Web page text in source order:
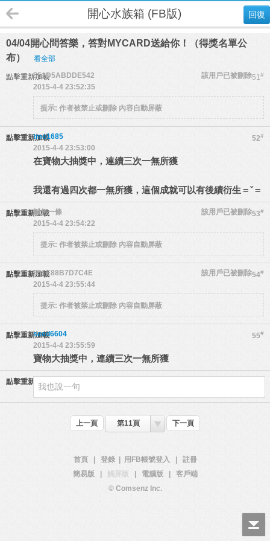
回復
開心水族箱 (FB版)
04/04開心問答樂，答對MYCARD送給你！（得獎名單公
布）
看全部
點擊重新加載 51#
551D5ABDDE542
該用戶已被刪除
2015-4-4 23:52:35
提示: 作者被禁止或刪除 內容自動屏蔽
點擊重新加載 52#
tmo1685
2015-4-4 23:53:00
在寶物大抽獎中，連續三次一無所獲
我還有過四次都一無所獲，這個成就可以有後續衍生＝ˇ＝
點擊重新加載 53#
鹹魚一條
該用戶已被刪除
2015-4-4 23:54:22
提示: 作者被禁止或刪除 內容自動屏蔽
點擊重新加載 54#
551E88B7D7C4E
該用戶已被刪除
2015-4-4 23:55:44
提示: 作者被禁止或刪除 內容自動屏蔽
點擊重新加載 55#
seed6604
2015-4-4 23:55:59
寶物大抽獎中，連續三次一無所獲
點擊重新加載
上一頁 第11頁 下一頁
首頁 登錄 用FB帳號登入
註冊
簡易版
觸屏版 電腦版
客戶端
© Comsenz Inc.